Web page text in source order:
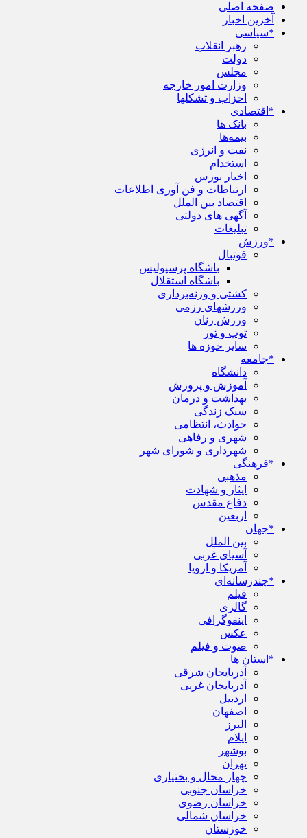
صفحه اصلی
آخرین اخبار
*سیاسی
رهبر انقلاب
دولت
مجلس
وزارت امور خارجه
احزاب و تشکلها
*اقتصادی
بانک ها
بیمه‌ها
نفت و انرژی
استخدام
اخبار بورس
ارتباطات و فن آوری اطلاعات
اقتصاد بین الملل
آگهی های دولتی
تبلیغات
*ورزش
فوتبال
باشگاه پرسپولیس
باشگاه استقلال
کشتی و وزنه‌برداری
ورزشهای رزمی
ورزش زنان
توپ و تور
سایر حوزه ها
*جامعه
دانشگاه
آموزش و پرورش
بهداشت و درمان
سبک زندگی
حوادث، انتظامی
شهری و رفاهی
شهرداری و شورای شهر
*فرهنگی
مذهبی
ایثار و شهادت
دفاع مقدس
اربعین
*جهان
بین الملل
آسیای غربی
آمریکا و اروپا
*چندرسانه‌ای
فیلم
گالری
اینفوگرافی
عکس
صوت و فیلم
*استان ها
آذربایجان شرقی
آذربایجان غربی
اردبیل
اصفهان
البرز
ایلام
بوشهر
تهران
چهار محال و بختیاری
خراسان جنوبی
خراسان رضوی
خراسان شمالی
خوزستان